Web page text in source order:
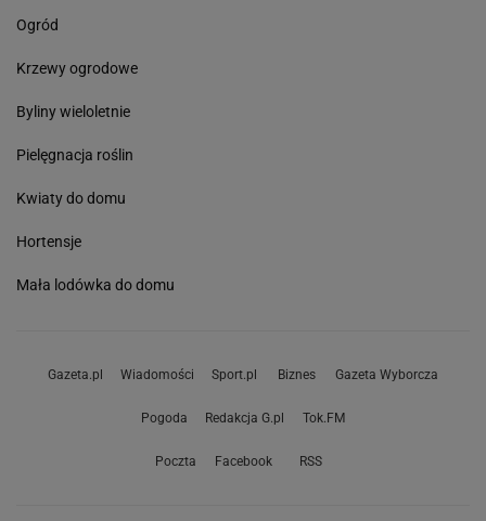
Ogród
Krzewy ogrodowe
Byliny wieloletnie
Pielęgnacja roślin
Kwiaty do domu
Hortensje
Mała lodówka do domu
Gazeta.pl Wiadomości Sport.pl Biznes Gazeta Wyborcza
Pogoda Redakcja G.pl Tok.FM
Poczta Facebook RSS